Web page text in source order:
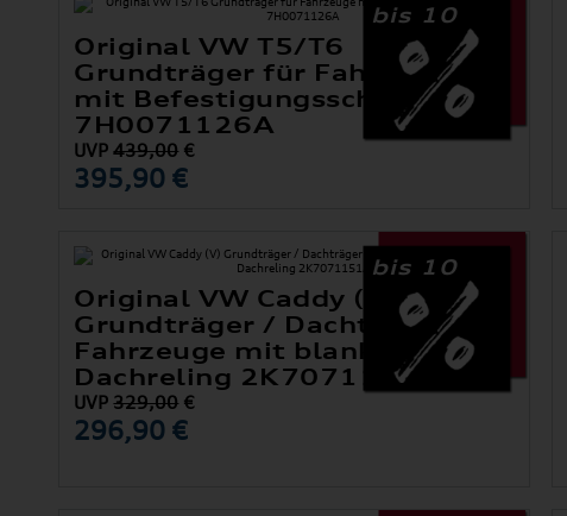
bis 10
Original VW T5/T6
Grundträger für Fahrzeuge
mit Befestigungsschienen
7H0071126A
UVP439,00 €
395,90 €
bis 10
Original VW Caddy (V)
Grundträger / Dachträger nur
Fahrzeuge mit blanker
Dachreling 2K7071151A
UVP329,00 €
296,90 €